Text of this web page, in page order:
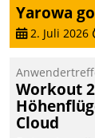
Yarowa
2. Juli 2026
Workout
Cloud